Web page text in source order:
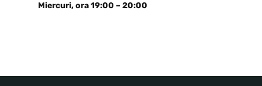
Miercuri, ora 19:00 – 20:00